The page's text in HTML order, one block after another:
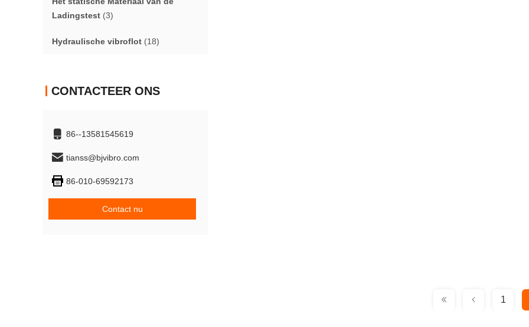
Ladingstest (3)
Hydraulische vibroflot (18)
CONTACTEER ONS
86--13581545619
tianss@bjvibro.com
86-010-69592173
Contact nu
1